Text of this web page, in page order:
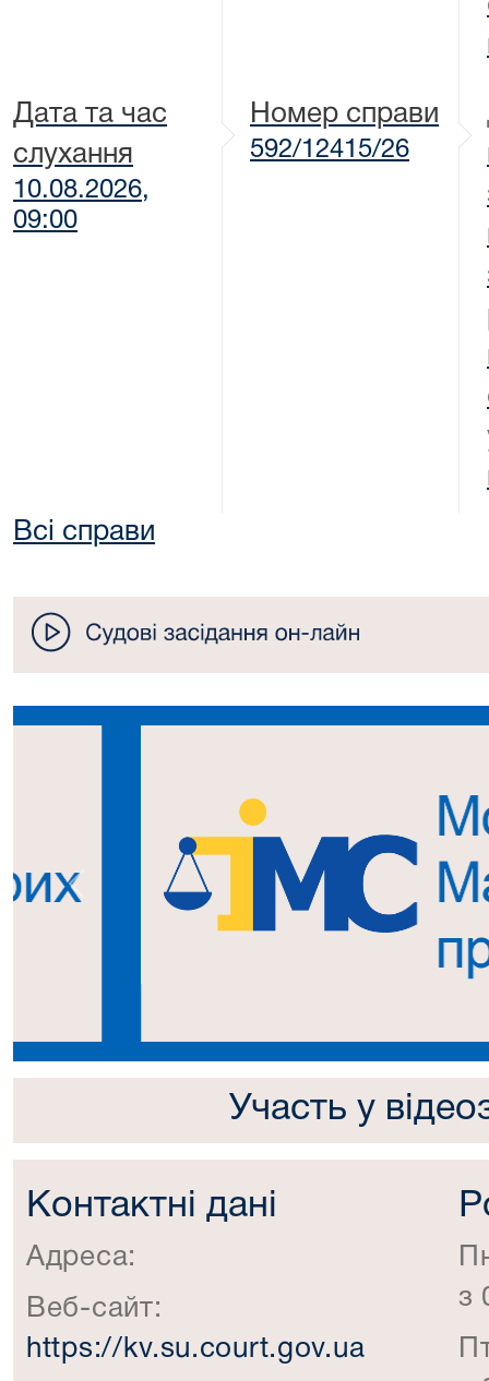
Дата та час
слухання
10.08.2026,
09:00
Номер справи
592/12415/26
Всі справи
Попередній
Участь у
Контактні дані
Адреса:
Веб-сайт:
https://kv.su.court.gov.ua
з